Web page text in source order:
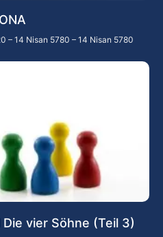
– 14 Nisan 5780 – 14 Nisan 5780
vier Söhne (Teil 3)